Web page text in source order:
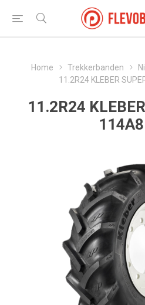
Home Trekkerbanden
11.2R24 KLEBER
11.2R24